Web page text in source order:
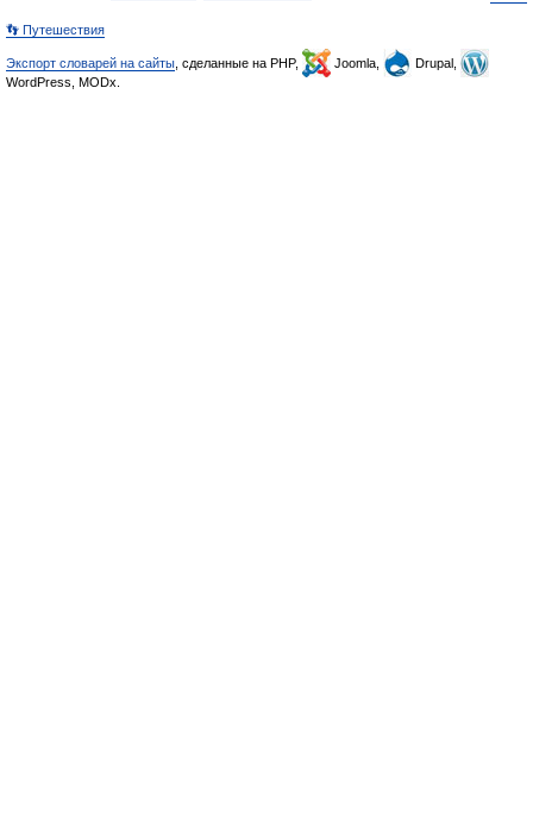
👣 Путешествия
Экспорт словарей на сайты , сделанные на PHP, Joomla,
Drupal,
WordPress, MODx.